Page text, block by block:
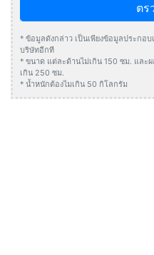
ตร
* ข้อมูลดังกล่าว เป็นเพียงข้อมูลประกอ
บริษัทอีกที
* ขนาด แต่ละด้านไม่เกิน 150 ซม. และ
เกิน 250 ซม.
* น้ำหนักต้องไมเกิน 50 กิโลกรัม